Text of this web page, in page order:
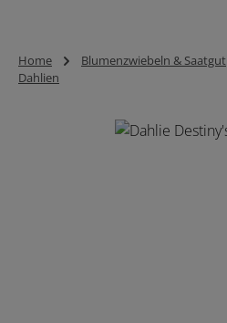
Home Blumenzwiebeln & Saatgut
Dahlien
Bildergalerie überspringen